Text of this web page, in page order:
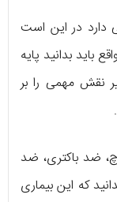
دارد در این است
باید بدانید پایه
نقش مهمی را بر
ضد باکتری، ضد
که این بیماری